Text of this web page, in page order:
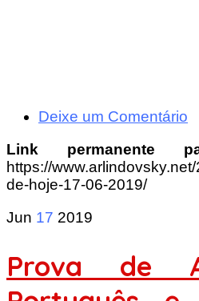
Deixe um Comentário
Link permanente
https://
de-hoje-17-06-2019/
Jun 17 2019
Prova de